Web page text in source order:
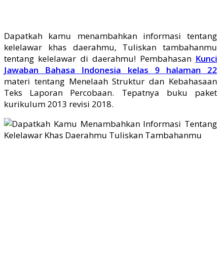
Dapatkah kamu menambahkan informasi tentang
kelelawar khas daerahmu, Tuliskan tambahanmu
tentang kelelawar di daerahmu! Pembahasan Kunci
Jawaban Bahasa Indonesia kelas 9 halaman 22
materi tentang Menelaah Struktur dan Kebahasaan
Teks Laporan Percobaan. Tepatnya buku paket
kurikulum 2013 revisi 2018.